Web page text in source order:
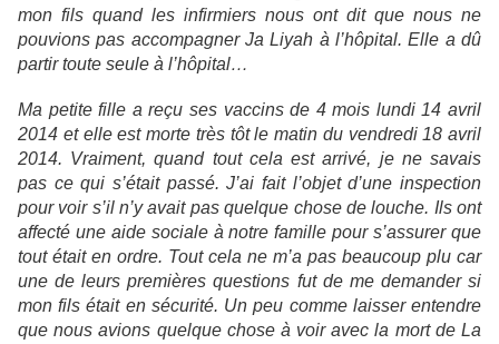
mon fils quand les infirmiers nous ont dit que nous ne
pouvions pas accompagner Ja Liyah à l’hôpital. Elle a dû
partir toute seule à l’hôpital…
Ma petite fille a reçu ses vaccins de 4 mois lundi 14 avril
2014 et elle est morte très tôt le matin du vendredi 18 avril
2014. Vraiment, quand tout cela est arrivé, je ne savais
pas ce qui s’était passé. J’ai fait l’objet d’une inspection
pour voir s’il n’y avait pas quelque chose de louche. Ils ont
affecté une aide sociale à notre famille pour s’assurer que
tout était en ordre. Tout cela ne m’a pas beaucoup plu car
une de leurs premières questions fut de me demander si
mon fils était en sécurité. Un peu comme laisser entendre
que nous avions quelque chose à voir avec la mort de La